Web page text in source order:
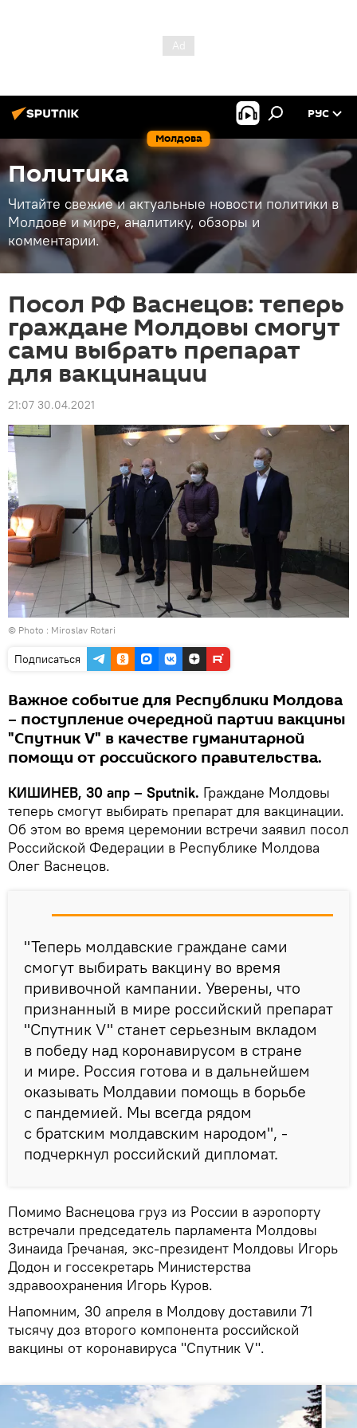
Молдова
РУС
Политика
Читайте свежие и актуальные новости политики в
Молдове и мире, аналитику, обзоры и
комментарии.
Посол РФ Васнецов: теперь
граждане Молдовы смогут
сами выбрать препарат
для вакцинации
21:07 30.04.2021
© Photo : Miroslav Rotari
Подписаться
Важное событие для Республики Молдова
– поступление очередной партии вакцины
"Спутник V" в качестве гуманитарной
помощи от российского правительства.
КИШИНЕВ, 30 апр – Sputnik. Граждане Молдовы
теперь смогут выбирать препарат для вакцинации.
Об этом во время церемонии встречи заявил посол
Российской Федерации в Республике Молдова
Олег Васнецов.
"Теперь молдавские граждане сами
смогут выбирать вакцину во время
прививочной кампании. Уверены, что
признанный в мире российский препарат
"Спутник V" станет серьезным вкладом
в победу над коронавирусом в стране
и мире. Россия готова и в дальнейшем
оказывать Молдавии помощь в борьбе
с пандемией. Мы всегда рядом
с братским молдавским народом", -
подчеркнул российский дипломат.
Помимо Васнецова груз из России в аэропорту
встречали председатель парламента Молдовы
Зинаида Гречаная, экс-президент Молдовы Игорь
Додон и госсекретарь Министерства
здравоохранения Игорь Куров.
Напомним, 30 апреля в Молдову доставили 71
тысячу доз второго компонента российской
вакцины от коронавируса "Спутник V".